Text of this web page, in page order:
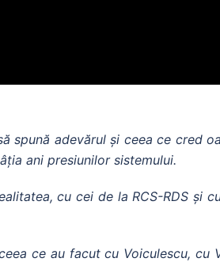
spună adevărul și ceea ce cred
ani presiunilor sistemului.
cu cei de la RCS-RDS și
ce au facut cu Voiculescu, cu